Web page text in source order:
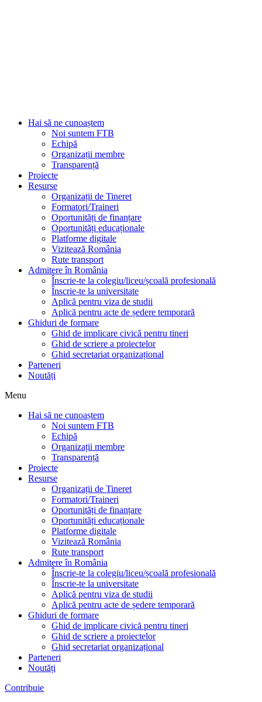
Hai să ne cunoaștem
Noi suntem FTB
Echipă
Organizații membre
Transparență
Proiecte
Resurse
Organizații de Tineret
Formatori/Traineri
Oportunități de finanțare
Oportunități educaționale
Platforme digitale
Vizitează România
Rute transport
Admitere în România
Înscrie-te la colegiu/liceu/școală profesională
Înscrie-te la universitate
Aplică pentru viza de studii
Aplică pentru acte de ședere temporară
Ghiduri de formare
Ghid de implicare civică pentru tineri
Ghid de scriere a proiectelor
Ghid secretariat organizațional
Parteneri
Noutăți
Menu
Hai să ne cunoaștem
Noi suntem FTB
Echipă
Organizații membre
Transparență
Proiecte
Resurse
Organizații de Tineret
Formatori/Traineri
Oportunități de finanțare
Oportunități educaționale
Platforme digitale
Vizitează România
Rute transport
Admitere în România
Înscrie-te la colegiu/liceu/școală profesională
Înscrie-te la universitate
Aplică pentru viza de studii
Aplică pentru acte de ședere temporară
Ghiduri de formare
Ghid de implicare civică pentru tineri
Ghid de scriere a proiectelor
Ghid secretariat organizațional
Parteneri
Noutăți
Contribuie